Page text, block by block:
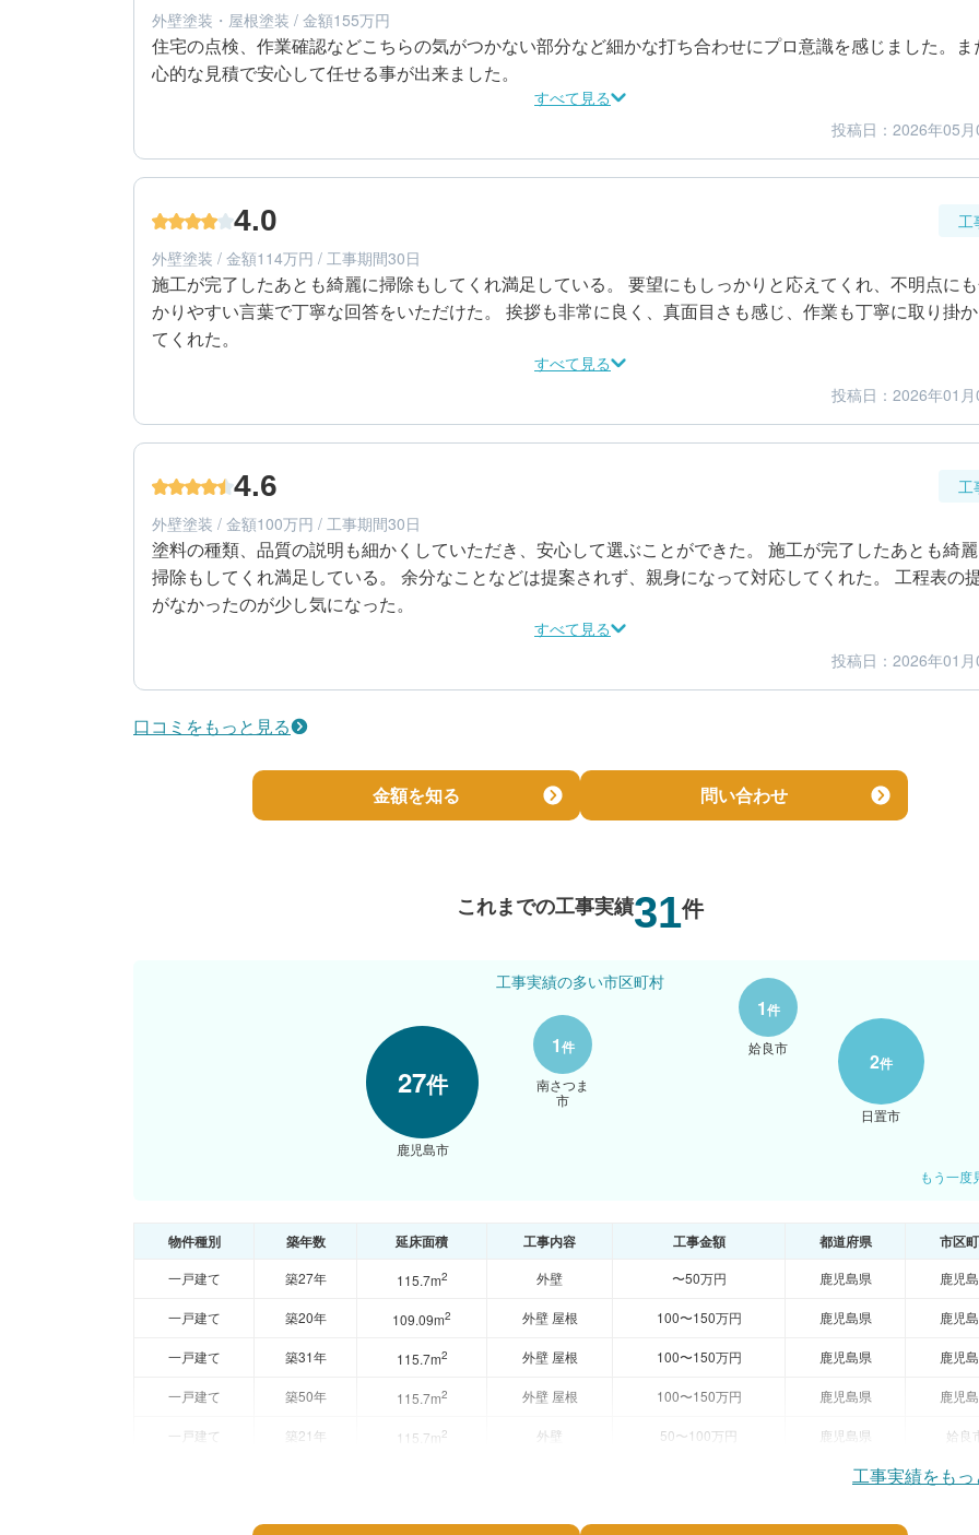
外壁塗装・屋根塗装 / 金額155万円
住宅の点検、作業確認などこちらの気がつかない部分など細かな打ち合わせにプロ意識を感じました。ま
心的な見積で安心して任せる事が出来ました。
すべて見る
60代/男性/一戸建て
エリア：鹿児島県鹿児島市
築年数：33年
投稿日：2026年05
4.0
工
外壁塗装 / 金額114万円 / 工事期間30日
施工が完了したあとも綺麗に掃除もしてくれ満足している。 要望にもしっかりと応えてくれ、不明点に
かりやすい言葉で丁寧な回答をいただけた。 挨拶も非常に良く、真面目さも感じ、作業も丁寧に取り掛
てくれた。
すべて見る
50代/女性/一戸建て
エリア：鹿児島県日置市
築年数：15年
投稿日：2026年01
4.6
工
外壁塗装 / 金額100万円 / 工事期間30日
塗料の種類、品質の説明も細かくしていただき、安心して選ぶことができた。 施工が完了したあとも綺
掃除もしてくれ満足している。 余分なことなどは提案されず、親身になって対応してくれた。 工程表の
がなかったのが少し気になった。
すべて見る
30代/男性/一戸建て
エリア：鹿児島県鹿児島市
投稿日：2026年01
口コミをもっと見る
金額を知る 問い合わせ
これまでの工事実績31件
27件
鹿児島市
2件
日置市
1件
南さつま
市
1件
姶良市
工事実績の多い市区町村
もう一度
物件種別 築年数 延床面積 工事内容 工事金額 都道府県 市区
一戸建て 築27年 115.7m2 外壁 〜50万円 鹿児島県 鹿児
一戸建て 築20年 109.09m2 外壁 屋根 100〜150万円 鹿児島県 鹿児
一戸建て 築31年 115.7m2 外壁 屋根 100〜150万円 鹿児島県 鹿児
一戸建て 築50年 115.7m2 外壁 屋根 100〜150万円 鹿児島県 鹿児
一戸建て 築21年 115.7m2 外壁 50〜100万円 鹿児島県 姶良
工事実績をも